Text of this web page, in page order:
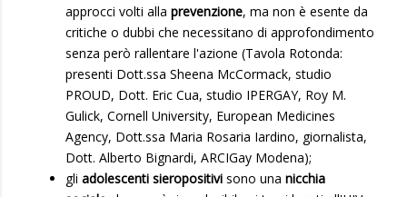
approcci volti alla prevenzione, ma non è esente da
critiche o dubbi che necessitano di approfondimento
senza però rallentare l'azione (Tavola Rotonda:
presenti Dott.ssa Sheena McCormack, studio
PROUD, Dott. Eric Cua, studio IPERGAY, Roy M.
Gulick, Cornell University, European Medicines
Agency, Dott.ssa Maria Rosaria Iardino, giornalista,
Dott. Alberto Bignardi, ARCIGay Modena);
gli adolescenti sieropositivi sono una nicchia